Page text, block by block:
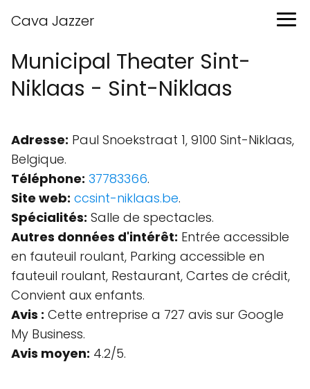
Cava Jazzer
Municipal Theater Sint-
Niklaas - Sint-Niklaas
Adresse: Paul Snoekstraat 1, 9100 Sint-Niklaas,
Belgique.
Téléphone: 37783366.
Site web: ccsint-niklaas.be.
Spécialités: Salle de spectacles.
Autres données d'intérêt: Entrée accessible
en fauteuil roulant, Parking accessible en
fauteuil roulant, Restaurant, Cartes de crédit,
Convient aux enfants.
Avis : Cette entreprise a 727 avis sur Google
My Business.
Avis moyen: 4.2/5.